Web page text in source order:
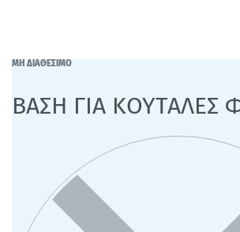
ΜΗ ΔΙΑΘΕΣΙΜΟ
ΒΑΣΗ ΓΙΑ ΚΟΥΤΑΛΕΣ